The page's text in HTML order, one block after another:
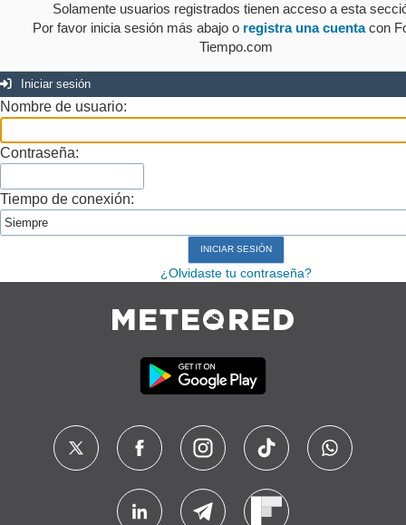
Solamente usuarios registrados tienen acceso a esta
Por favor inicia sesión más abajo o registra una cuentacon
Tiempo.com
Iniciar sesión
Nombre de usuario:
Contraseña:
Tiempo de conexión:
¿Olvidaste tu contraseña?